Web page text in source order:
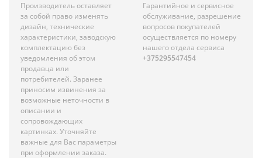
Производитель оставляет
за собой право изменять
дизайн, технические
характеристики, заводскую
комплектацию без
уведомления об этом
продавца или
потребителей. Заранее
приносим извинения за
возможные неточности в
описании и
сопровождающих
картинках. Уточняйте
важные для Вас параметры
при оформлении заказа.
Гарантийное и сервисное
обслуживание, разрешение
вопросов покупателей
осуществляется по номеру
нашего отдела сервиса
+375295547454